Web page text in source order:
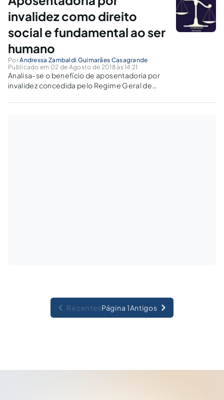
invalidez como direito
social e fundamental ao ser
humano
PorAndressa Zambaldi Guimarães Casagrande
Publicado em 02 de Agosto de 2018 às 14:21
Analisa-se o benefício de aposentadoria por
invalidez concedida pelo Regime Geral de
requisitos para concessão, à luz da Legislação
RecentesPágina 1Antigos